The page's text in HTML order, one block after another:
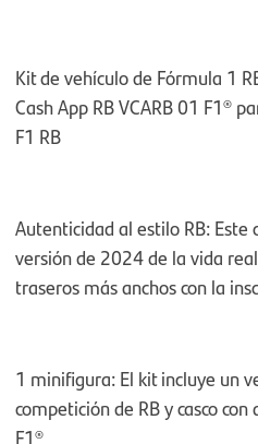
Kit de vehículo de Fórmula 1
Cash App RB VCARB 01 F1®
F1 RB
Autenticidad al estilo RB: Este
versión de 2024 de la vida
traseros más anchos con la
1 minifigura: El kit incluye un
competición de RB y casco
F1®